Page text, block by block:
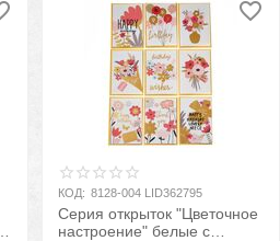
КОД: 8128-004 LID362795
Серия открыток "Цветочное
настроение" белые с